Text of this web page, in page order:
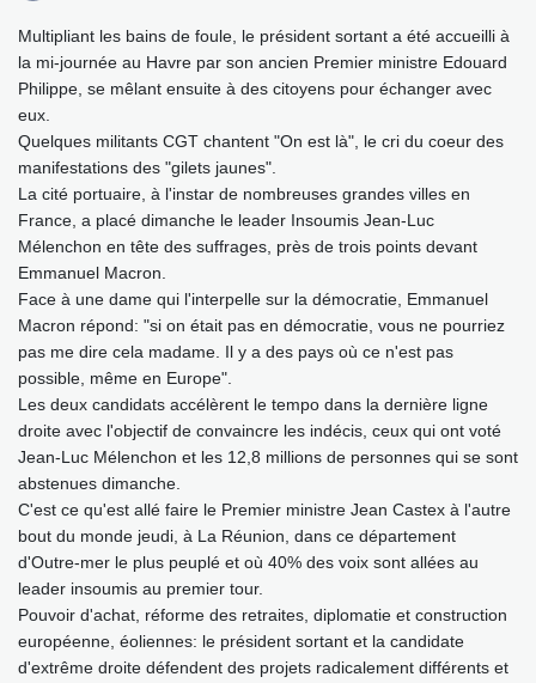
Multipliant les bains de foule, le président sortant a été accueilli à
la mi-journée au Havre par son ancien Premier ministre Edouard
Philippe, se mêlant ensuite à des citoyens pour échanger avec
eux.
Quelques militants CGT chantent "On est là", le cri du coeur des
manifestations des "gilets jaunes".
La cité portuaire, à l'instar de nombreuses grandes villes en
France, a placé dimanche le leader Insoumis Jean-Luc
Mélenchon en tête des suffrages, près de trois points devant
Emmanuel Macron.
Face à une dame qui l'interpelle sur la démocratie, Emmanuel
Macron répond: "si on était pas en démocratie, vous ne pourriez
pas me dire cela madame. Il y a des pays où ce n'est pas
possible, même en Europe".
Les deux candidats accélèrent le tempo dans la dernière ligne
droite avec l'objectif de convaincre les indécis, ceux qui ont voté
Jean-Luc Mélenchon et les 12,8 millions de personnes qui se sont
abstenues dimanche.
C'est ce qu'est allé faire le Premier ministre Jean Castex à l'autre
bout du monde jeudi, à La Réunion, dans ce département
d'Outre-mer le plus peuplé et où 40% des voix sont allées au
leader insoumis au premier tour.
Pouvoir d'achat, réforme des retraites, diplomatie et construction
européenne, éoliennes: le président sortant et la candidate
d'extrême droite défendent des projets radicalement différents et